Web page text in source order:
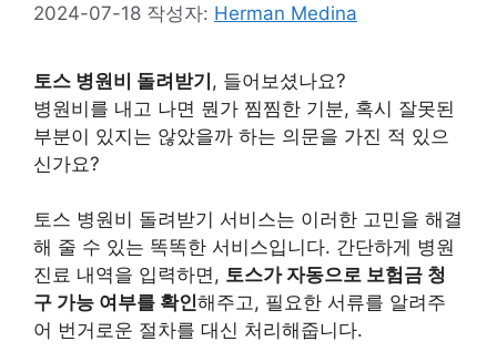
2024-07-18 작성자: Herman Medina
토스 병원비 돌려받기, 들어보셨나요?
병원비를 내고 나면 뭔가 찜찜한 기분, 혹시 잘못된
부분이 있지는 않았을까 하는 의문을 가진 적 있으
신가요?
토스 병원비 돌려받기 서비스는 이러한 고민을 해결
해 줄 수 있는 똑똑한 서비스입니다. 간단하게 병원
진료 내역을 입력하면, 토스가 자동으로 보험금 청
구 가능 여부를 확인해주고, 필요한 서류를 알려주
어 번거로운 절차를 대신 처리해줍니다.